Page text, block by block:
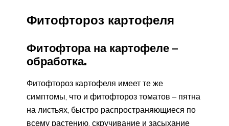
Фитофтороз картофеля
Фитофтора на картофеле –
обработка.
Фитофтороз картофеля имеет те же
симптомы, что и фитофтороз томатов – пятна
на листьях, быстро распространяющиеся по
всему растению, скручивание и засыхание